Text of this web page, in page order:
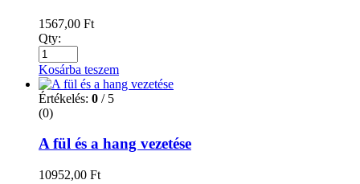
1567,00 Ft
Qty:
Kosárba teszem
Értékelés: 0 / 5
(0)
A fül és a hang vezetése
10952,00 Ft